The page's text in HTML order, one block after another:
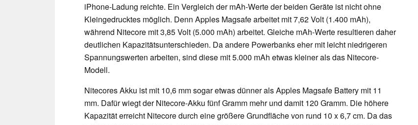
iPhone-Ladung reichte. Ein Vergleich der mAh-Werte der beiden Geräte ist nicht ohne
Kleingedrucktes möglich. Denn Apples Magsafe arbeitet mit 7,62 Volt (1.400 mAh),
während Nitecore mit 3,85 Volt (5.000 mAh) arbeitet. Gleiche mAh-Werte resultieren daher
deutlichen Kapazitätsunterschieden. Da andere Powerbanks eher mit leicht niedrigeren
Spannungswerten arbeiten, sind diese mit 5.000 mAh etwas kleiner als das Nitecore-
Modell.
Nitecores Akku ist mit 10,6 mm sogar etwas dünner als Apples Magsafe Battery mit 11
mm. Dafür wiegt der Nitecore-Akku fünf Gramm mehr und damit 120 Gramm. Die höhere
Kapazität erreicht Nitecore durch eine größere Grundfläche von rund 10 x 6,7 cm. Da das